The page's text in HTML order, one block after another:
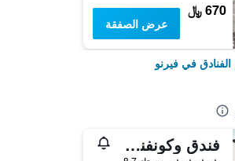
670 ﷼
عرض الصفقة
في فيرنو
فندق وكونفنشن سنتر شيراتون ميلانو مالبينزا إيربورت